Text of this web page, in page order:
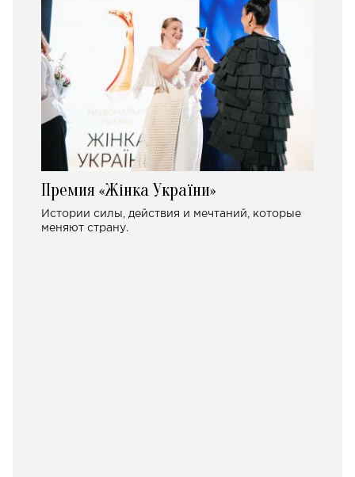
Премия «Жінка України»
Истории силы, действия и мечтаний, которые
меняют страну.